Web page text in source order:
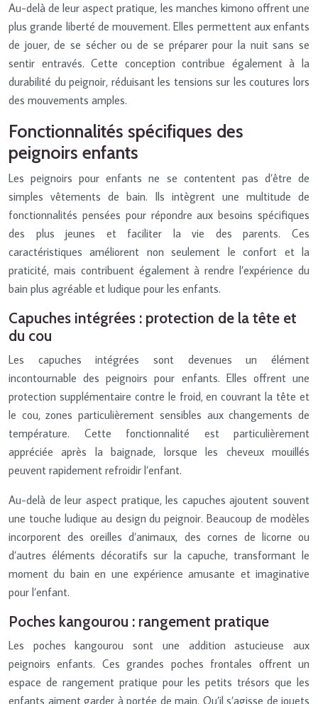
Au-delà de leur aspect pratique, les manches kimono offrent une
plus grande liberté de mouvement. Elles permettent aux enfants
de jouer, de se sécher ou de se préparer pour la nuit sans se
sentir entravés. Cette conception contribue également à la
durabilité du peignoir, réduisant les tensions sur les coutures lors
des mouvements amples.
Fonctionnalités spécifiques des
peignoirs enfants
Les peignoirs pour enfants ne se contentent pas d’être de
simples vêtements de bain. Ils intègrent une multitude de
fonctionnalités pensées pour répondre aux besoins spécifiques
des plus jeunes et faciliter la vie des parents. Ces
caractéristiques améliorent non seulement le confort et la
praticité, mais contribuent également à rendre l’expérience du
bain plus agréable et ludique pour les enfants.
Capuches intégrées : protection de la tête et
du cou
Les capuches intégrées sont devenues un élément
incontournable des peignoirs pour enfants. Elles offrent une
protection supplémentaire contre le froid, en couvrant la tête et
le cou, zones particulièrement sensibles aux changements de
température. Cette fonctionnalité est particulièrement
appréciée après la baignade, lorsque les cheveux mouillés
peuvent rapidement refroidir l’enfant.
Au-delà de leur aspect pratique, les capuches ajoutent souvent
une touche ludique au design du peignoir. Beaucoup de modèles
incorporent des oreilles d’animaux, des cornes de licorne ou
d’autres éléments décoratifs sur la capuche, transformant le
moment du bain en une expérience amusante et imaginative
pour l’enfant.
Poches kangourou : rangement pratique
Les poches kangourou sont une addition astucieuse aux
peignoirs enfants. Ces grandes poches frontales offrent un
espace de rangement pratique pour les petits trésors que les
enfants aiment garder à portée de main. Qu’il s’agisse de jouets